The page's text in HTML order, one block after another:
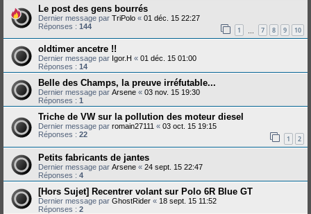
Le post des gens bourrés
Dernier message par TriPolo « 01 déc. 15 22:27
Réponses : 144 1 7 8 9 10
oldtimer ancetre !!
Dernier message par Igor.H « 01 déc. 15 01:00
Réponses : 14
Belle des Champs, la preuve irréfutable...
Dernier message par Arsene « 03 nov. 15 19:30
Réponses : 1
Triche de VW sur la pollution des moteur diesel
Dernier message par romain27111 « 03 oct. 15 19:15
Réponses : 22 1 2
Petits fabricants de jantes
Dernier message par Arsene « 24 sept. 15 22:47
Réponses : 4
[Hors Sujet] Recentrer volant sur Polo 6R Blue GT
Dernier message par GhostRider « 18 sept. 15 11:52
Réponses : 2